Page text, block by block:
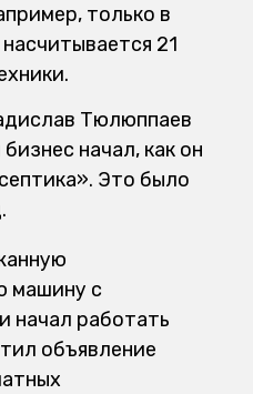
только в
21
Тюлюппаев
начал, как он
Это было
машину с
начал работать
объявление